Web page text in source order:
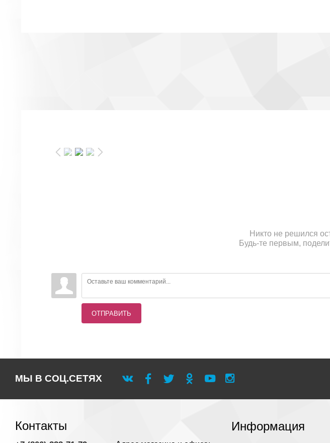
Никто не решился
Будь-те первым,
ОТПРАВИТЬ
МЫ В СОЦ.СЕТЯХ
Контакты Информация